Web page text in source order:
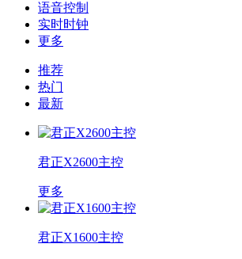
语音控制
实时时钟
更多
推荐
热门
最新
君正X2600主控
更多
君正X1600主控